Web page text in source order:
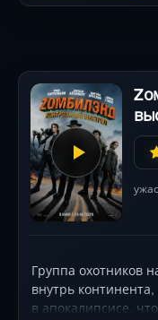
Группа охотников
внутрь
в апокалипсисе,